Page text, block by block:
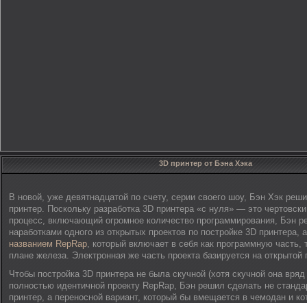
3D принтер от Бэна Хэка
В новой, уже девятнадцатой по счету, серии своего шоу, Бэн Хэк
принтер. Поскольку разработка 3D принтера «с нуля» — это
процесс, включающий огромное количество программирования, Бэн
наработками одного из открытых проектов по постройке 3D принтера,
названием RepRap, который включает в себя как программную часть,
плане железа. Электронная же часть проекта базируется на
Чтобы постройка 3D принтера не была скучной (хотя скучной она
полностью идентичной проекту RepRap, Бэн решил сделать не
принтер, а переносной вариант, который бы вмещается в чемодан и